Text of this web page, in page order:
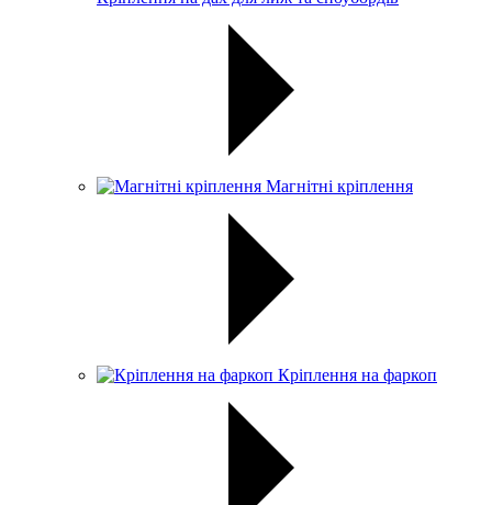
Магнітні кріплення
Кріплення на фаркоп